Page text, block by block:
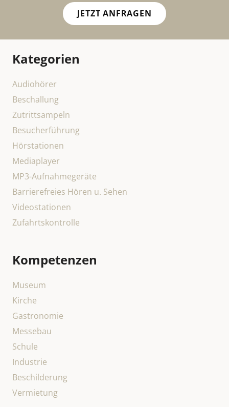
JETZT ANFRAGEN
Kategorien
Audiohörer
Beschallung
Zutrittsampeln
Besucherführung
Hörstationen
Mediaplayer
MP3-Aufnahmegeräte
Barrierefreies Hören u. Sehen
Videostationen
Zufahrtskontrolle
Kompetenzen
Museum
Kirche
Gastronomie
Messebau
Schule
Industrie
Beschilderung
Vermietung